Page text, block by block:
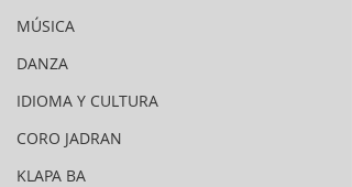
MÚSICA
DANZA
IDIOMA Y CULTURA
CORO JADRAN
KLAPA BA